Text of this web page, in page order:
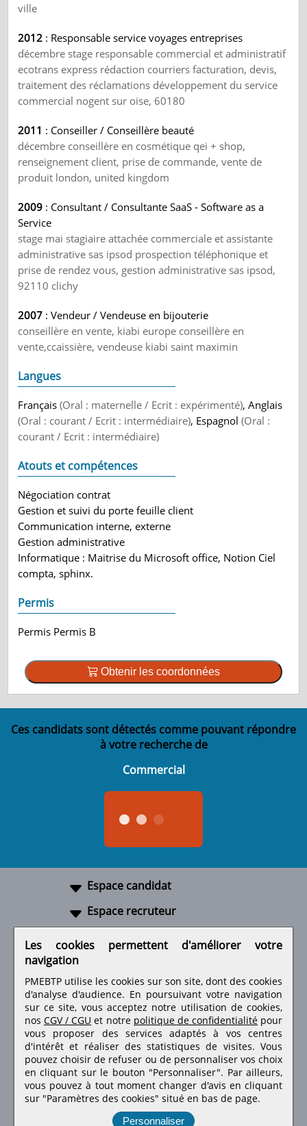
ville
2012 : Responsable service voyages entreprises
décembre stage responsable commercial et administratif
ecotrans express rédaction courriers facturation, devis,
traitement des réclamations développement du service
commercial nogent sur oise, 60180
2011 : Conseiller / Conseillère beauté
décembre conseillère en cosmétique qei + shop,
renseignement client, prise de commande, vente de
produit london, united kingdom
2009 : Consultant / Consultante SaaS - Software as a
Service
stage mai stagiaire attachée commerciale et assistante
administrative sas ipsod prospection téléphonique et
prise de rendez vous, gestion administrative sas ipsod,
92110 clichy
2007 : Vendeur / Vendeuse en bijouterie
conseillère en vente, kiabi europe conseillère en
vente,ccaissière, vendeuse kiabi saint maximin
Langues
Français(Oral : maternelle / Ecrit : expérimenté), Anglais
(Oral : courant / Ecrit : intermédiaire), Espagnol(Oral :
courant / Ecrit : intermédiaire)
Atouts et compétences
Négociation contrat
Gestion et suivi du porte feuille client
Communication interne, externe
Gestion administrative
Informatique : Maitrise du Microsoft office, Notion Ciel
compta, sphinx.
Permis
Permis Permis B
Obtenir les coordonnées
Ces candidats sont détectés comme pouvant répondre
à votre recherche de
Commercial
Espace candidat
Espace recruteur
Retrouvez-nous sur les réseaux sociaux
Les cookies permettent d'améliorer votre
navigation
PMEBTP utilise les cookies sur son site, dont des cookies
d'analyse d'audience. En poursuivant votre navigation
sur ce site, vous acceptez notre utilisation de cookies,
nos CGV / CGU et notre politique de confidentialité pour
vous proposer des services adaptés à vos centres
d'intérêt et réaliser des statistiques de visites.Vous
pouvez choisir de refuser ou de personnaliser vos choix
en cliquant sur le bouton "Personnaliser". Par ailleurs,
vous pouvez à tout moment changer d'avis en cliquant
sur "Paramètres des cookies" situé en bas de page.
Personnaliser